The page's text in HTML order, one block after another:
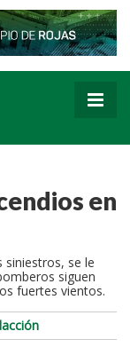
en
siniestros, se le
siguen
fuertes vientos.